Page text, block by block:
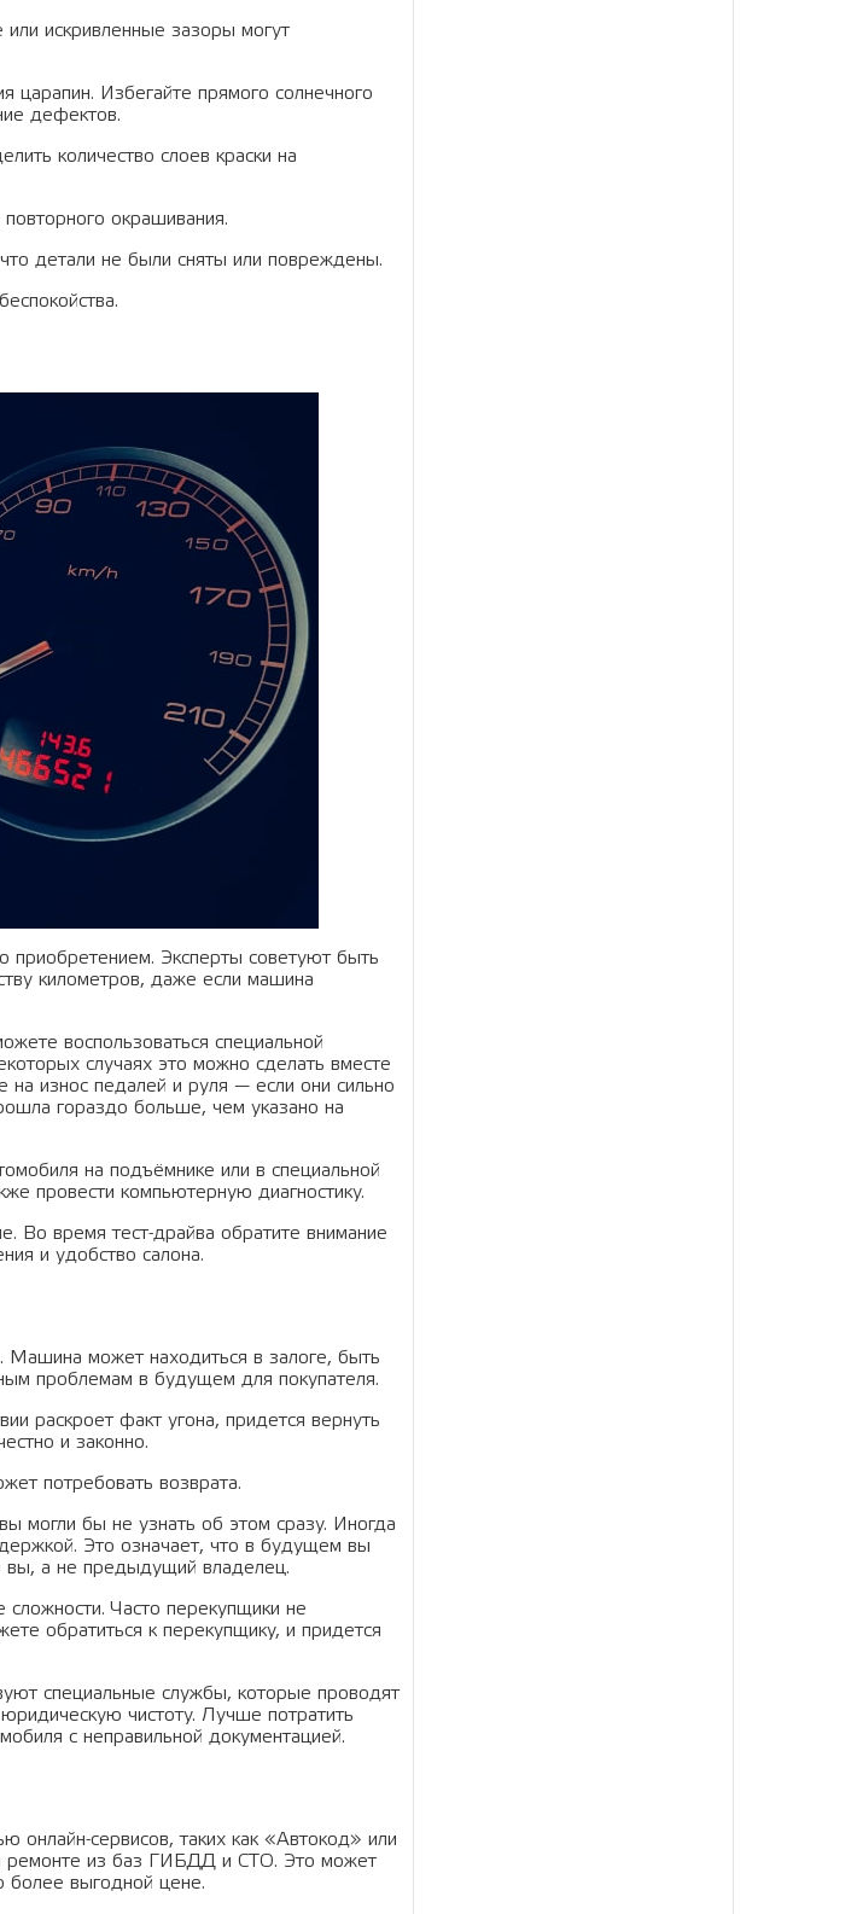
искривленные зазоры могут
царапин. Избегайте прямого солнечного
дефектов.
количество слоев краски на
окрашивания.
детали не были сняты или повреждены.
приобретением. Эксперты советуют быть
километров, даже если машина
воспользоваться специальной
случаях это можно сделать вместе
на износ педалей и руля — если они сильно
гораздо больше, чем указано на
на подъёмнике или в специальной
провести компьютерную диагностику.
Во время тест-драйва обратите внимание
и удобство салона.
Машина может находиться в залоге, быть
проблемам в будущем для покупателя.
раскроет факт угона, придется вернуть
и законно.
потребовать возврата.
могли бы не узнать об этом сразу. Иногда
Это означает, что в будущем вы
вы, а не предыдущий владелец.
Часто перекупщики не
обратиться к перекупщику, и придется
специальные службы, которые проводят
чистоту. Лучше потратить
с неправильной документацией.
онлайн-сервисов, таких как «Автокод» или
ремонте из баз ГИБДД и СТО. Это может
более выгодной цене.